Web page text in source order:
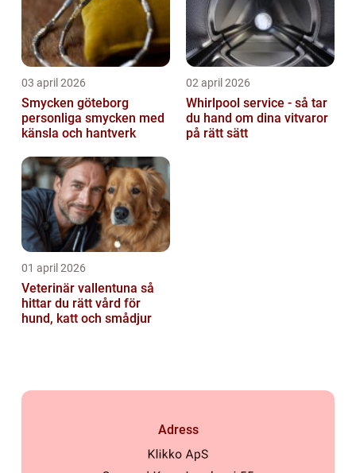
03 april 2026
Smycken göteborg
personliga smycken med
känsla och hantverk
02 april 2026
Whirlpool service - så tar
du hand om dina vitvaror
på rätt sätt
01 april 2026
Veterinär vallentuna så
hittar du rätt vård för
hund, katt och smådjur
Adress